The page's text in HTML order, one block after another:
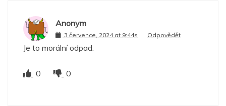
Anonym
3 července, 2024 at 9:44s Odpovědět
Je to morální odpad.
0 0